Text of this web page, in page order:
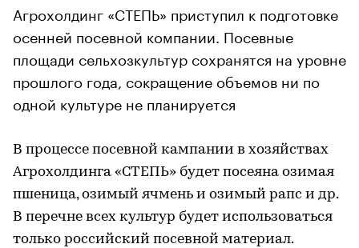
Агрохолдинг «СТЕПЬ» приступил к подготовке
осенней посевной компании. Посевные
площади сельхозкультур сохранятся на уровне
прошлого года, сокращение объемов ни по
одной культуре не планируется
В процессе посевной кампании в хозяйствах
Агрохолдинга «СТЕПЬ» будет посеяна озимая
пшеница, озимый ячмень и озимый рапс и др.
В перечне всех культур будет использоваться
только российский посевной материал.